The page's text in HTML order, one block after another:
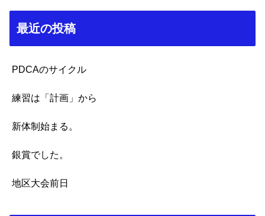
最近の投稿
PDCAのサイクル
練習は「計画」から
新体制始まる。
銀賞でした。
地区大会前日